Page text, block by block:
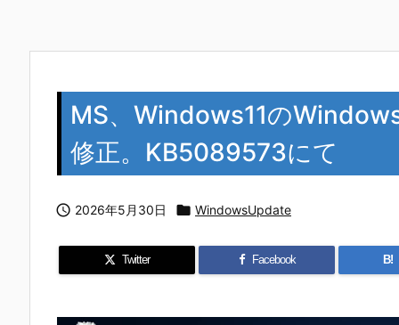
MS、Windows11の
修正。KB5089573にて
 2026年5月30日  WindowsUpdate
Twitter Facebook B!